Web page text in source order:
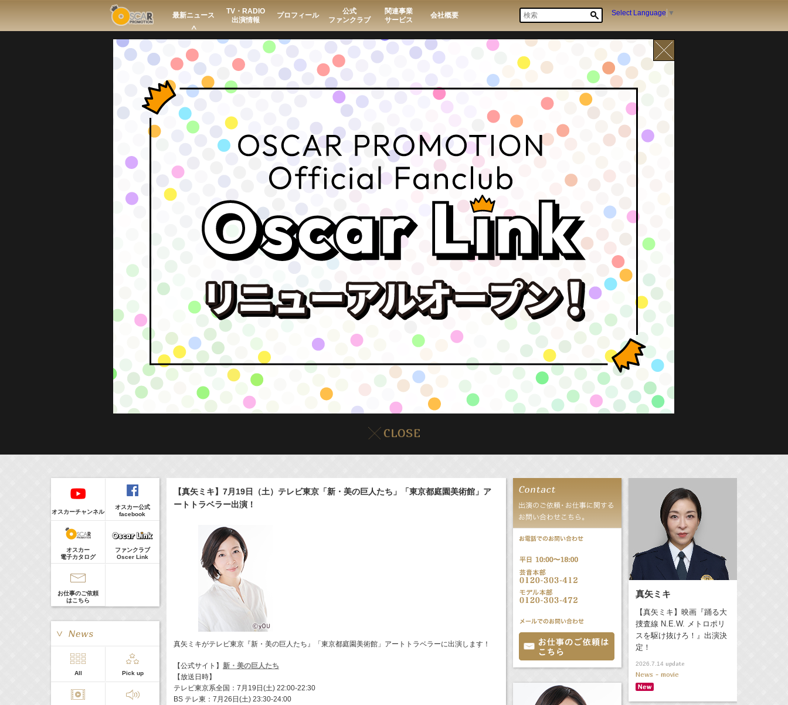
最新ニュース
TV・RADIO
出演情報
プロフィール
公式
ファンクラブ
関連事業
サービス
会社概要 Select Language ▼
8/8(Sat)
イベント
販売情報
17:55-18:00(Radio
ラジオドラマ「一建設presents おうちのはなし」
一泊家族
河北麻友子
宮﨑香蓮
藤田ニコルのニコニチ
> More
【真矢ミキ】7月19日（土）テレビ東京「新・美の巨人たち」「東京都庭園美術館」ア
ートトラベラー出演！
真矢ミキがテレビ東京『新・美の巨人たち』「東京都庭園美術館」アートトラベラーに出演します！
【公式サイト】 新・美の巨人たち
【放送日時】
テレビ東京系全国：7月19日(土) 22:00-22:30
BS テレ東：7月26日(土) 23:30-24:00
真矢ミキ
【真矢ミキ】映画『踊る大
捜査線 N.E.W. メトロポリ
スを駆け抜けろ！』出演決
定！
2026.7.14 update
News - movie
オスカーチャンネル
オスカー公式
facebook
オスカー
電子カタログ
ファンクラブ
Oscer Link
お仕事のご依頼
はこちら
All Pick up
Regular
Guest
本日の出演
CLIP